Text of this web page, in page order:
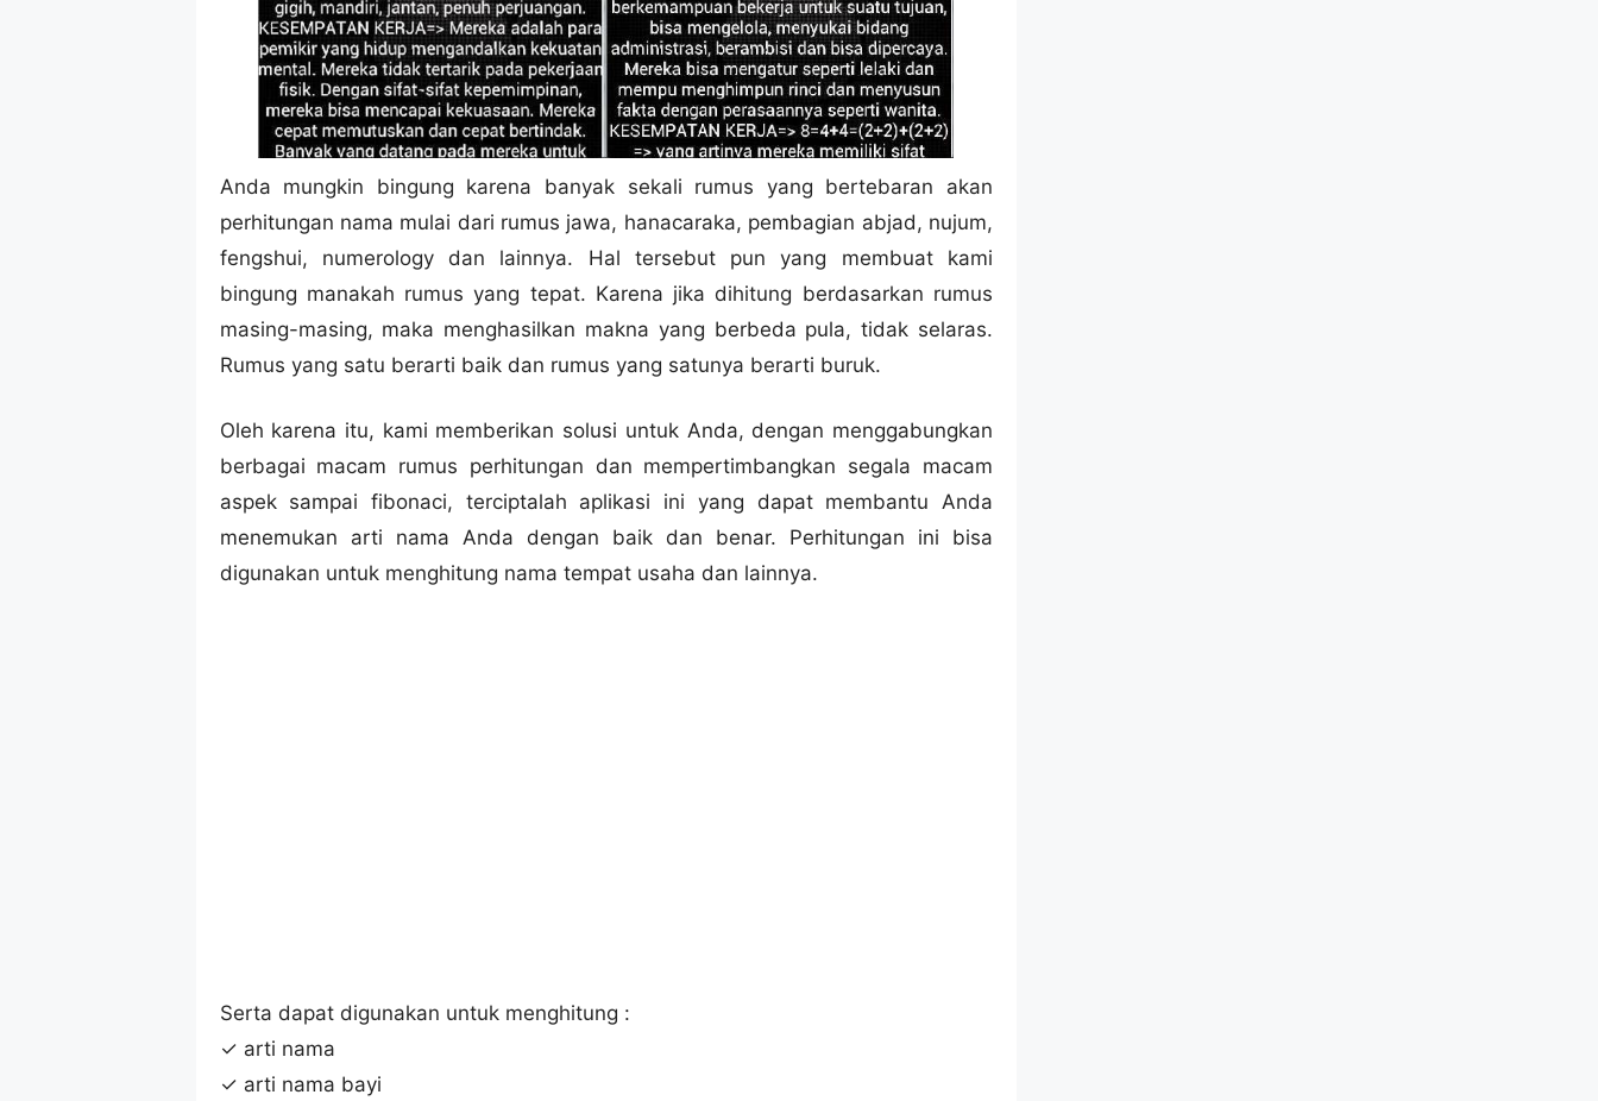
Anda mungkin bingung karena banyak sekali rumus yang bertebaran akan
perhitungan nama mulai dari rumus jawa, hanacaraka, pembagian abjad, nujum,
fengshui, numerology dan lainnya. Hal tersebut pun yang membuat kami
bingung manakah rumus yang tepat. Karena jika dihitung berdasarkan rumus
masing-masing, maka menghasilkan makna yang berbeda pula, tidak selaras.
Rumus yang satu berarti baik dan rumus yang satunya berarti buruk.
Oleh karena itu, kami memberikan solusi untuk Anda, dengan menggabungkan
berbagai macam rumus perhitungan dan mempertimbangkan segala macam
aspek sampai fibonaci, terciptalah aplikasi ini yang dapat membantu Anda
menemukan arti nama Anda dengan baik dan benar. Perhitungan ini bisa
digunakan untuk menghitung nama tempat usaha dan lainnya.
Serta dapat digunakan untuk menghitung :
✓ arti nama
✓ arti nama bayi